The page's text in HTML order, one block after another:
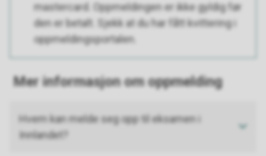
mastercard. Oppmeldingen er ikke gyldig før
den er betalt. Sjekk at du har fått kvittering i
oppmeldingsportalen.
Mer informasjon om oppmelding
Hvem kan melde seg opp til eksamen i
Innlandet?